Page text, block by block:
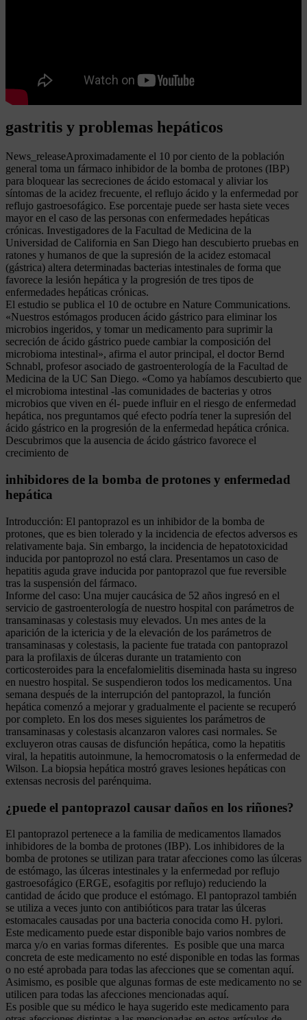
gastritis y problemas hepáticos
News_releaseAproximadamente el 10 por ciento de la población
general toma un fármaco inhibidor de la bomba de protones (IBP)
para bloquear las secreciones de ácido estomacal y aliviar los
síntomas de la acidez frecuente, el reflujo ácido y la enfermedad por
reflujo gastroesofágico. Ese porcentaje puede ser hasta siete veces
mayor en el caso de las personas con enfermedades hepáticas
crónicas. Investigadores de la Facultad de Medicina de la
Universidad de California en San Diego han descubierto pruebas en
ratones y humanos de que la supresión de la acidez estomacal
(gástrica) altera determinadas bacterias intestinales de forma que
favorece la lesión hepática y la progresión de tres tipos de
enfermedades hepáticas crónicas.
El estudio se publica el 10 de octubre en Nature Communications.
«Nuestros estómagos producen ácido gástrico para eliminar los
microbios ingeridos, y tomar un medicamento para suprimir la
secreción de ácido gástrico puede cambiar la composición del
microbioma intestinal», afirma el autor principal, el doctor Bernd
Schnabl, profesor asociado de gastroenterología de la Facultad de
Medicina de la UC San Diego. «Como ya habíamos descubierto que
el microbioma intestinal -las comunidades de bacterias y otros
microbios que viven en él- puede influir en el riesgo de enfermedad
hepática, nos preguntamos qué efecto podría tener la supresión del
ácido gástrico en la progresión de la enfermedad hepática crónica.
Descubrimos que la ausencia de ácido gástrico favorece el
crecimiento de
inhibidores de la bomba de protones y enfermedad
hepática
Introducción: El pantoprazol es un inhibidor de la bomba de
protones, que es bien tolerado y la incidencia de efectos adversos es
relativamente baja. Sin embargo, la incidencia de hepatotoxicidad
inducida por pantoprozol no está clara. Presentamos un caso de
hepatitis aguda grave inducida por pantoprazol que fue reversible
tras la suspensión del fármaco.
Informe del caso: Una mujer caucásica de 52 años ingresó en el
servicio de gastroenterología de nuestro hospital con parámetros de
transaminasas y colestasis muy elevados. Un mes antes de la
aparición de la ictericia y de la elevación de los parámetros de
transaminasas y colestasis, la paciente fue tratada con pantoprazol
para la profilaxis de úlceras durante un tratamiento con
corticosteroides para la encefalomielitis diseminada hasta su ingreso
en nuestro hospital. Se suspendieron todos los medicamentos. Una
semana después de la interrupción del pantoprazol, la función
hepática comenzó a mejorar y gradualmente el paciente se recuperó
por completo. En los dos meses siguientes los parámetros de
transaminasas y colestasis alcanzaron valores casi normales. Se
excluyeron otras causas de disfunción hepática, como la hepatitis
viral, la hepatitis autoinmune, la hemocromatosis o la enfermedad de
Wilson. La biopsia hepática mostró graves lesiones hepáticas con
extensas necrosis del parénquima.
¿puede el pantoprazol causar daños en los riñones?
El pantoprazol pertenece a la familia de medicamentos llamados
inhibidores de la bomba de protones (IBP). Los inhibidores de la
bomba de protones se utilizan para tratar afecciones como las úlceras
de estómago, las úlceras intestinales y la enfermedad por reflujo
gastroesofágico (ERGE, esofagitis por reflujo) reduciendo la
cantidad de ácido que produce el estómago. El pantoprazol también
se utiliza a veces junto con antibióticos para tratar las úlceras
estomacales causadas por una bacteria conocida como H. pylori.
Este medicamento puede estar disponible bajo varios nombres de
marca y/o en varias formas diferentes. Es posible que una marca
concreta de este medicamento no esté disponible en todas las formas
o no esté aprobada para todas las afecciones que se comentan aquí.
Asimismo, es posible que algunas formas de este medicamento no se
utilicen para todas las afecciones mencionadas aquí.
Es posible que su médico le haya sugerido este medicamento para